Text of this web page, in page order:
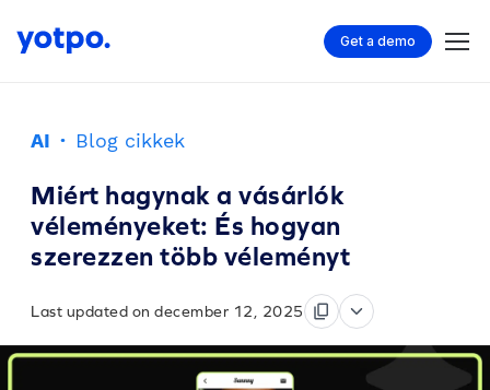
Get a demo
AI · Blog cikkek
Miért hagynak a vásárlók
véleményeket: És hogyan
szerezzen több véleményt
Last updated on december 12, 2025